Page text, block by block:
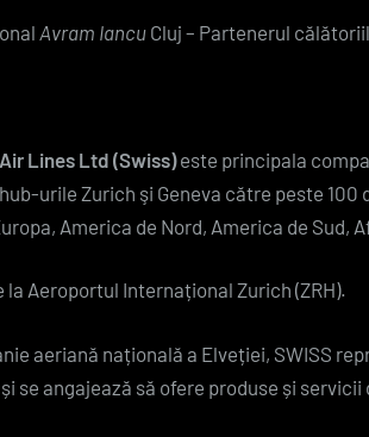
Avram Iancu Cluj – Partenerul
Lines Ltd (Swiss)este principala
urile Zurich şi Geneva către peste 100
America de Nord, America de Sud,
Aeroportul Internațional Zurich (ZRH).
aeriană națională a Elveției, SWISS
se angajează să ofere produse și